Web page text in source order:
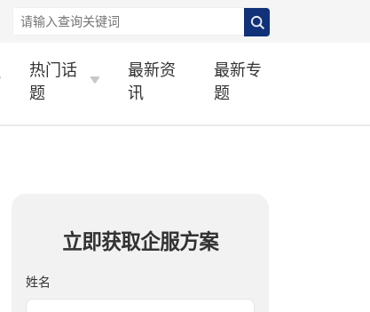
热门话
题
最新资
讯
最新专
题
立即获取企服方案
姓名